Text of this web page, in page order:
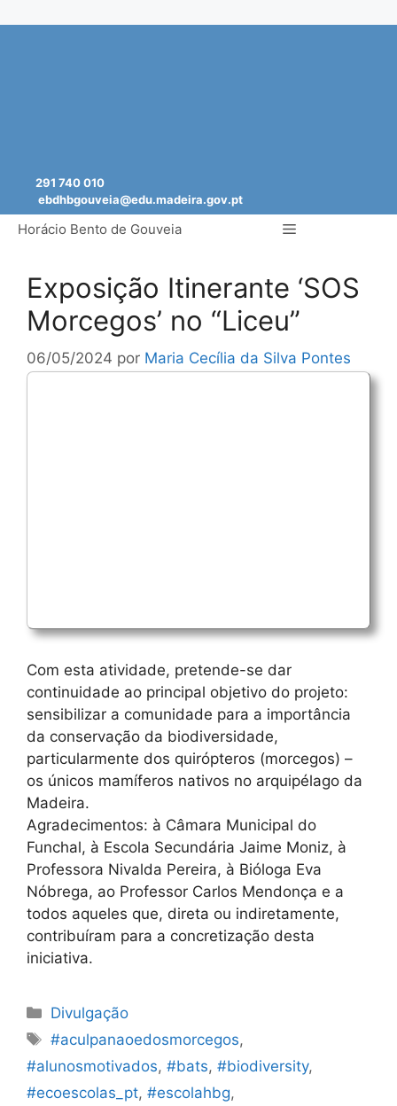
291 740 010
ebdhbgouveia@edu.madeira.gov.pt
Horácio Bento de Gouveia Menu
Exposição Itinerante ‘SOS
Morcegos’ no “Liceu”
06/05/2024 por Maria Cecília da Silva Pontes
Com esta atividade, pretende-se dar
continuidade ao principal objetivo do projeto:
sensibilizar a comunidade para a importância
da conservação da biodiversidade,
particularmente dos quirópteros (morcegos) –
os únicos mamíferos nativos no arquipélago da
Madeira.
Agradecimentos: à Câmara Municipal do
Funchal, à Escola Secundária Jaime Moniz, à
Professora Nivalda Pereira, à Bióloga Eva
Nóbrega, ao Professor Carlos Mendonça e a
todos aqueles que, direta ou indiretamente,
contribuíram para a concretização desta
iniciativa.
Categorias
Divulgação
Etiquetas
#aculpanaoedosmorcegos,
#alunosmotivados, #bats, #biodiversity,
#ecoescolas_pt, #escolahbg,